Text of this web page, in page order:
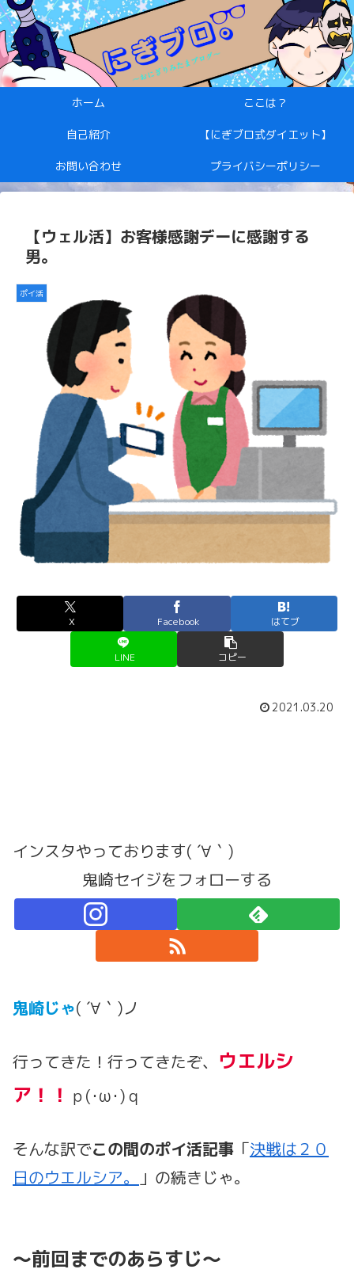
ホーム ここは？
自己紹介 【にぎブロ式ダイエット】
お問い合わせ プライバシーポリシー
【ウェル活】お客様感謝デーに感謝する
男。
ポイ活
X Facebook はてブ
LINE コピー
2021.03.20
インスタやっております( ´∀｀)
鬼崎セイジをフォローする
鬼崎じゃ( ´∀｀)ノ
行ってきた！行ってきたぞ、 ウエルシ
ア！！ ｐ(･ω･)ｑ
そんな訳でこの間のポイ活記事 「決戦は２０
日のウエルシア。
」の続きじゃ。
～前回までのあらすじ～